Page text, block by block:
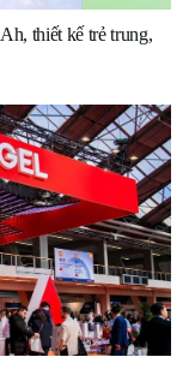
thiết kế trẻ trung,